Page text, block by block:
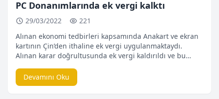
PC Donanımlarında ek vergi kalktı
29/03/2022
221
Alınan ekonomi tedbirleri kapsamında Anakart ve ekran
kartının Çin’den ithaline ek vergi uygulanmaktaydı.
Alınan karar doğrultusunda ek vergi kaldırıldı ve bu
yansıması bekleniyor. ABD ve Çin arasında ekonomik
çekişmenin sonucunda Çin’den ithal edilen devre kart
Devamını Oku